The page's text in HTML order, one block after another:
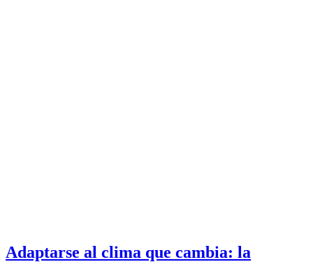
Adaptarse al clima que cambia: la